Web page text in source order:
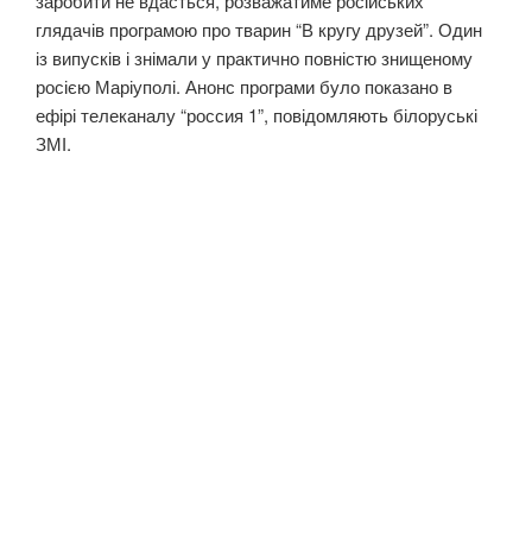
глядачів програмою про тварин “В кругу друзей”. Один
із випусків і знімали у практично повністю знищеному
росією Маріуполі. Анонс програми було показано в
ефірі телеканалу “россия 1”, повідомляють білоруські
ЗМІ.